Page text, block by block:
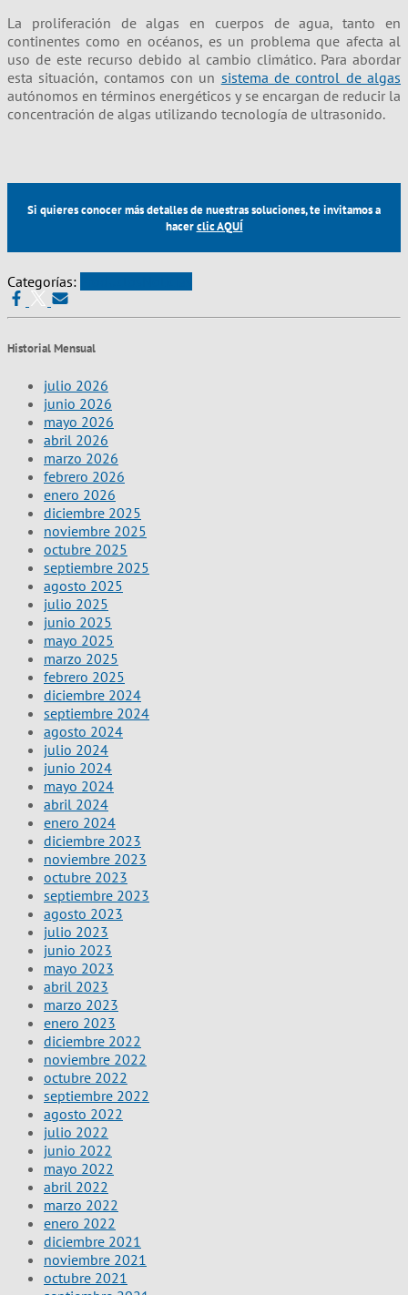
La proliferación de algas en cuerpos de agua, tanto en
continentes como en océanos, es un problema que afecta al
uso de este recurso debido al cambio climático. Para abordar
esta situación, contamos con un sistema de control de algas
autónomos en términos energéticos y se encargan de reducir la
concentración de algas utilizando tecnología de ultrasonido.
Si quieres conocer más detalles de nuestras soluciones, te invitamos a
hacerclic AQUÍ
Categorías:
Historial Mensual
julio 2026
junio 2026
mayo 2026
abril 2026
marzo 2026
febrero 2026
enero 2026
diciembre 2025
noviembre 2025
octubre 2025
septiembre 2025
agosto 2025
julio 2025
junio 2025
mayo 2025
marzo 2025
febrero 2025
diciembre 2024
septiembre 2024
agosto 2024
julio 2024
junio 2024
mayo 2024
abril 2024
enero 2024
diciembre 2023
noviembre 2023
octubre 2023
septiembre 2023
agosto 2023
julio 2023
junio 2023
mayo 2023
abril 2023
marzo 2023
enero 2023
diciembre 2022
noviembre 2022
octubre 2022
septiembre 2022
agosto 2022
julio 2022
junio 2022
mayo 2022
abril 2022
marzo 2022
enero 2022
diciembre 2021
noviembre 2021
octubre 2021